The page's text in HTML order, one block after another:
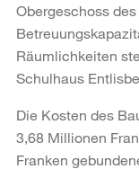
Obergeschoss
Räumlichkeiten
Schulhaus
Die Kosten des
3,68 Millionen
Franken